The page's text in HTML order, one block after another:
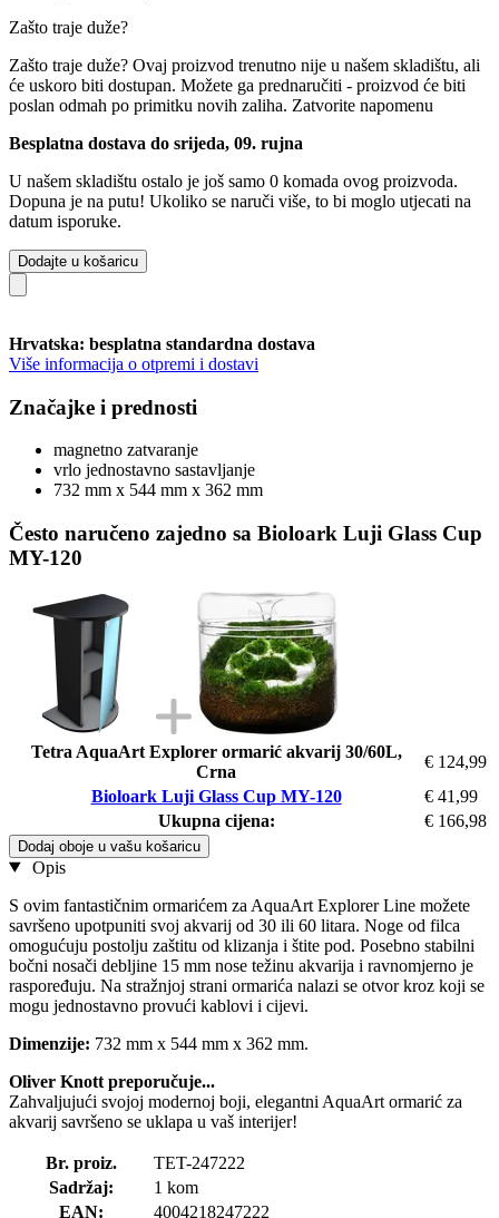
Zašto traje duže?
Zašto traje duže? Ovaj proizvod trenutno nije u našem skladištu, ali
će uskoro biti dostupan. Možete ga prednaručiti - proizvod će biti
poslan odmah po primitku novih zaliha. Zatvorite napomenu
Besplatna dostava do srijeda, 09. rujna
U našem skladištu ostalo je još samo 0 komada ovog proizvoda.
Dopuna je na putu! Ukoliko se naruči više, to bi moglo utjecati na
datum isporuke.
Dodajte u košaricu
Hrvatska: besplatna standardna dostava
Više informacija o otpremi i dostavi
Značajke i prednosti
magnetno zatvaranje
vrlo jednostavno sastavljanje
732 mm x 544 mm x 362 mm
Često naručeno zajedno sa Bioloark Luji Glass Cup
MY-120
Tetra AquaArt Explorer ormarić akvarij 30/60L,
Crna
€ 124,99
Bioloark Luji Glass Cup MY-120
€ 41,99
Ukupna cijena:
€ 166,98
Dodaj oboje u vašu košaricu
Opis
S ovim fantastičnim ormarićem za AquaArt Explorer Line možete
savršeno upotpuniti svoj akvarij od 30 ili 60 litara. Noge od filca
omogućuju postolju zaštitu od klizanja i štite pod. Posebno stabilni
bočni nosači debljine 15 mm nose težinu akvarija i ravnomjerno je
raspoređuju. Na stražnjoj strani ormarića nalazi se otvor kroz koji se
mogu jednostavno provući kablovi i cijevi.
Dimenzije: 732 mm x 544 mm x 362 mm.
Oliver Knott preporučuje...
Zahvaljujući svojoj modernoj boji, elegantni AquaArt ormarić za
akvarij savršeno se uklapa u vaš interijer!
Br. proiz.
TET-247222
Sadržaj:
1 kom
EAN:
4004218247222